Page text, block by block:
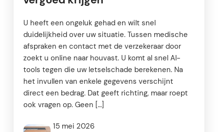
U heeft een ongeluk gehad en wilt snel
duidelijkheid over uw situatie. Tussen medische
afspraken en contact met de verzekeraar door
zoekt u online naar houvast. U komt al snel AI-
tools tegen die uw letselschade berekenen. Na
het invullen van enkele gegevens verschijnt
direct een bedrag. Dat geeft richting, maar roept
ook vragen op. Geen […]
15 mei 2026